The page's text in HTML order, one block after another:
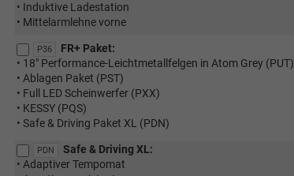
• Induktive Ladestation
• Mittelarmlehne vorne
P36
FR+ Paket:
• 18" Performance-Leichtmetallfelgen in Atom Grey (PUT)
• Ablagen Paket (PST)
• Full LED Scheinwerfer (PXX)
• KESSY (PQS)
• Safe & Driving Paket XL (PDN)
PDN
Safe & Driving XL:
• Adaptiver Tempomat